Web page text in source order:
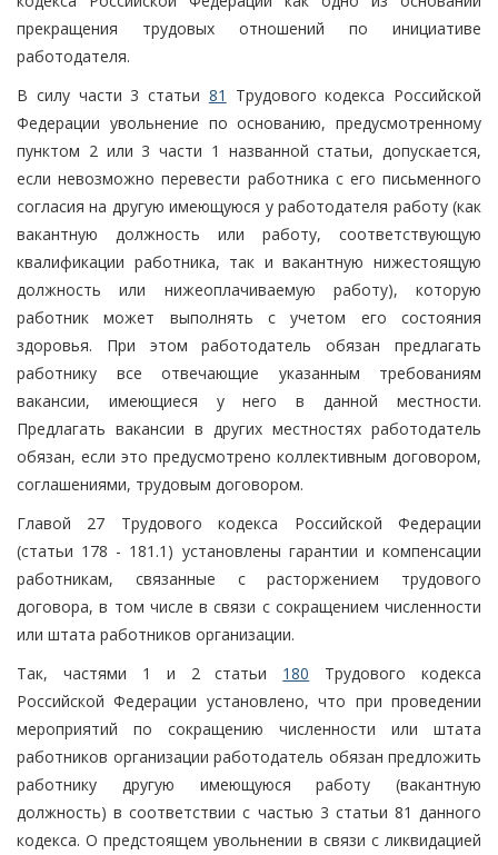
прекращения трудовых отношений по инициативе
работодателя.
В силу части 3 статьи 81
Трудового кодекса Российской
Федерации увольнение по основанию, предусмотренному
пунктом 2 или 3 части 1 названной статьи, допускается,
если невозможно перевести работника с его письменного
согласия на другую имеющуюся у работодателя работу (как
вакантную должность или работу, соответствующую
квалификации работника, так и вакантную нижестоящую
должность или нижеоплачиваемую работу), которую
работник может выполнять с учетом его состояния
здоровья. При этом работодатель обязан предлагать
работнику все отвечающие указанным требованиям
вакансии, имеющиеся у него в данной местности.
Предлагать вакансии в других местностях работодатель
обязан, если это предусмотрено коллективным договором,
соглашениями, трудовым договором.
Главой 27 Трудового кодекса Российской Федерации
(статьи 178 - 181.1) установлены гарантии и компенсации
работникам, связанные с расторжением трудового
договора, в том числе в связи с сокращением численности
или штата работников организации.
Так, частями 1 и 2 статьи 180 Трудового кодекса
Российской Федерации установлено, что при проведении
мероприятий по сокращению численности или штата
работников организации работодатель обязан предложить
работнику другую имеющуюся работу (вакантную
должность) в соответствии с частью 3 статьи 81 данного
кодекса. О предстоящем увольнении в связи с ликвидацией